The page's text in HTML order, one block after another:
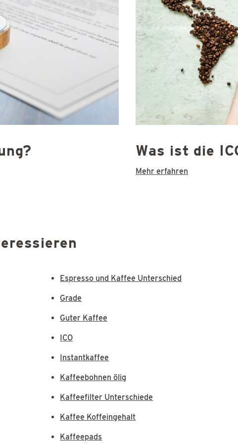
Was ist die
Mehr erfahren
Espresso und Kaffee Unterschied
Grade
Guter Kaffee
ICO
Instantkaffee
Kaffeebohnen ölig
Kaffeefilter Unterschiede
Kaffee Koffeingehalt
Kaffeepads